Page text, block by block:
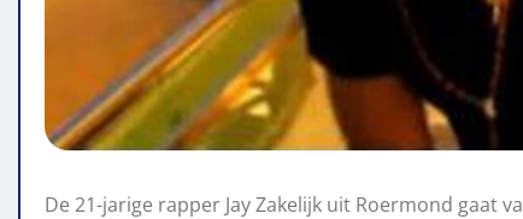
De 21-jarige rapper Jay Zakelijk uit Roermond gaat